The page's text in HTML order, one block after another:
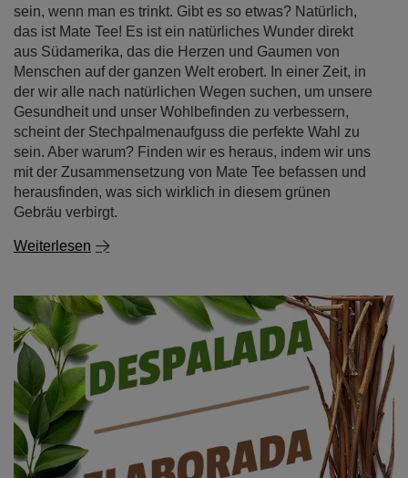
sein, wenn man es trinkt. Gibt es so etwas? Natürlich,
das ist Mate Tee! Es ist ein natürliches Wunder direkt
aus Südamerika, das die Herzen und Gaumen von
Menschen auf der ganzen Welt erobert. In einer Zeit, in
der wir alle nach natürlichen Wegen suchen, um unsere
Gesundheit und unser Wohlbefinden zu verbessern,
scheint der Stechpalmenaufguss die perfekte Wahl zu
sein. Aber warum? Finden wir es heraus, indem wir uns
mit der Zusammensetzung von Mate Tee befassen und
herausfinden, was sich wirklich in diesem grünen
Gebräu verbirgt.
Weiterlesen